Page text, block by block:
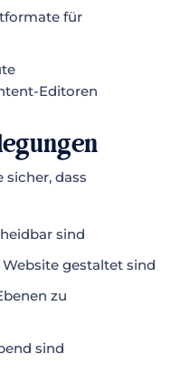
für
Editoren
sicher, dass
sind
gestaltet sind
zu
sind